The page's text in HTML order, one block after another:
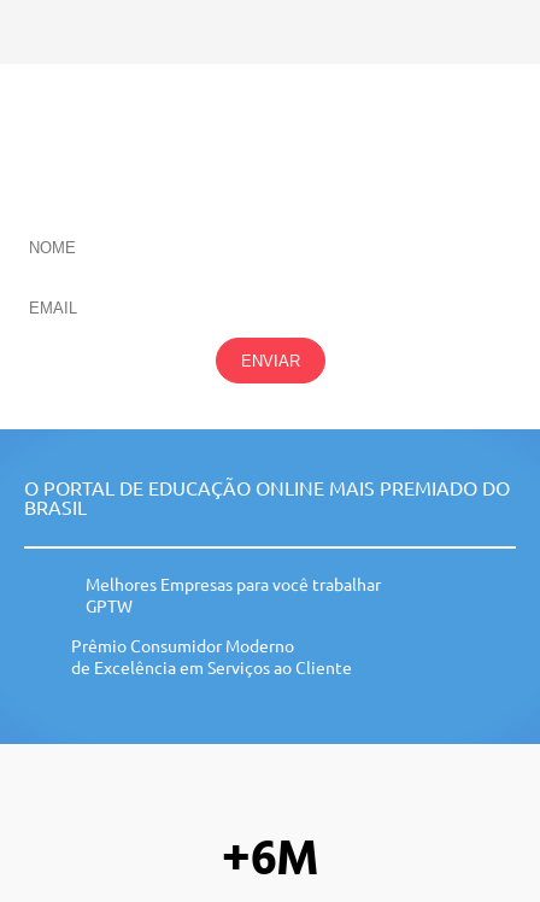
ENVIAR
O PORTAL DE EDUCAÇÃO ONLINE MAIS PREMIADO DO
BRASIL
Melhores Empresas para você trabalhar
GPTW
Prêmio Consumidor Moderno
de Excelência em Serviços ao Cliente
+6M